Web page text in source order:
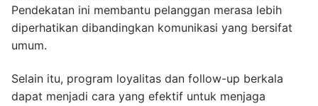
Pendekatan ini membantu pelanggan merasa lebih
diperhatikan dibandingkan komunikasi yang bersifat
umum.
Selain itu, program loyalitas dan follow-up berkala
dapat menjadi cara yang efektif untuk menjaga